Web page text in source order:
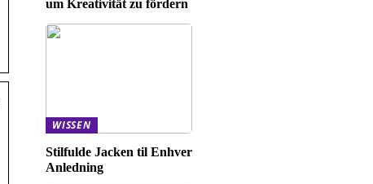
um Kreativität zu fördern
WISSEN
Stilfulde Jacken til Enhver
Anledning